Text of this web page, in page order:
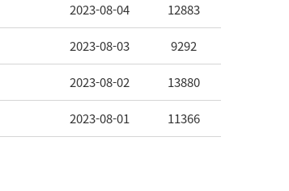
2023-08-04 12883
2023-08-03 9292
2023-08-02 13880
2023-08-01 11366